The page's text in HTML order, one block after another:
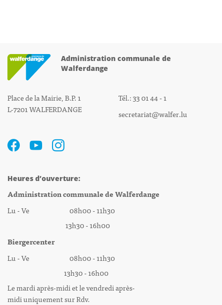
Administration communale de
Walferdange
Place de la Mairie, B.P. 1
L-7201 WALFERDANGE
Tél.: 33 01 44 - 1
secretariat@walfer.lu
Heures d’ouverture:
Administration communale de Walferdange
Lu - Ve 08h00 - 11h30
13h30 - 16h00
Biergercenter
Lu - Ve 08h00 - 11h30
13h30 - 16h00
Le mardi après-midi et le vendredi après-
midi uniquement sur Rdv.